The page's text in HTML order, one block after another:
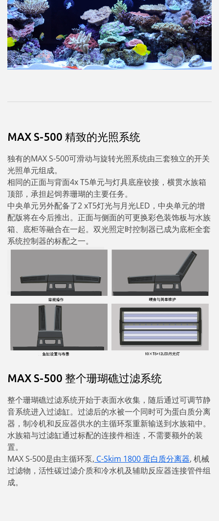
MAX S-500 精致的光照系统
独有的MAX S-500可滑动与旋转光照系统由三套独立的开关
光照单元组成。
相同的正面与背面4x T5单元与灯具底座铰接，横贯水族箱
顶部，承担起饲养珊瑚的主要任务。
中央单元另外配备了2 xT5灯光与月光LED，中央单元的增
配版将在今后推出。正面与侧面的可更换彩色装饰板与水族
箱、底柜等融合在一起。双光照定时控制器已成为底柜全套
系统控制器的标配之一。
MAX S-500 整个珊瑚礁过滤系统
整个珊瑚礁过滤系统开始于表面水收集，随后通过可调节静
音系统进入过滤缸。过滤后的水被一个同时可为蛋白质分离
器，制冷机和反应器供水的主循环泵重新输送到水族箱中。
水族箱与过滤缸通过标配的连接件相连，不需要额外的装
置。
MAX S-500是由主循环泵, C-Skim 1800 蛋白质分离器, 机械
过滤物，活性碳过滤介质和冷水机及辅助反应器连接管件组
成。